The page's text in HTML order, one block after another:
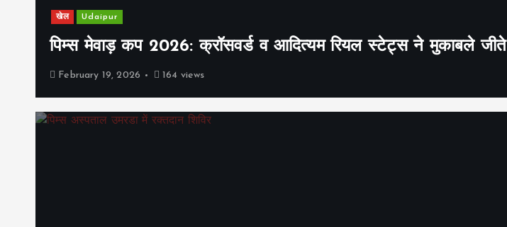
खेल Udaipur
पिम्स मेवाड़ कप 2026: क्रॉसवर्ड व आदित्यम रियल स्टेट्स ने मुकाबले जीते
February 19, 2026 164 views